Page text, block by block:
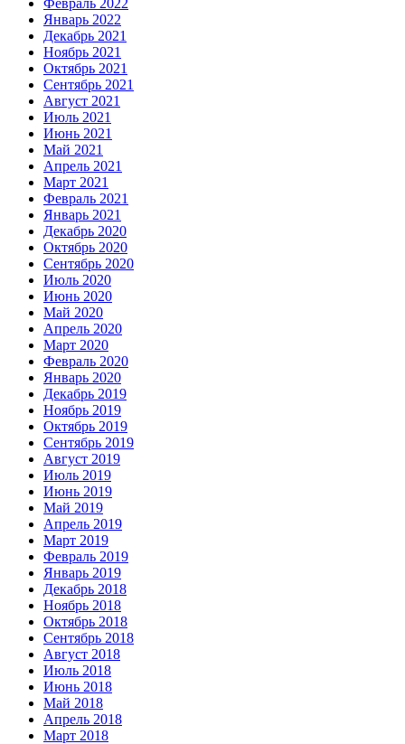
Февраль 2022
Январь 2022
Декабрь 2021
Ноябрь 2021
Октябрь 2021
Сентябрь 2021
Август 2021
Июль 2021
Июнь 2021
Май 2021
Апрель 2021
Март 2021
Февраль 2021
Январь 2021
Декабрь 2020
Октябрь 2020
Сентябрь 2020
Июль 2020
Июнь 2020
Май 2020
Апрель 2020
Март 2020
Февраль 2020
Январь 2020
Декабрь 2019
Ноябрь 2019
Октябрь 2019
Сентябрь 2019
Август 2019
Июль 2019
Июнь 2019
Май 2019
Апрель 2019
Март 2019
Февраль 2019
Январь 2019
Декабрь 2018
Ноябрь 2018
Октябрь 2018
Сентябрь 2018
Август 2018
Июль 2018
Июнь 2018
Май 2018
Апрель 2018
Март 2018